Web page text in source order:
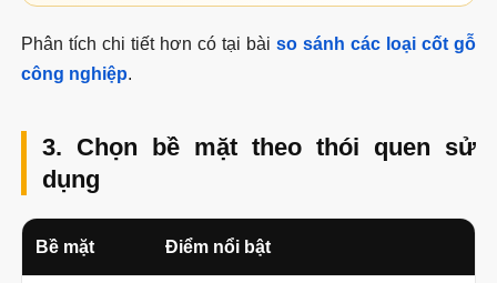
Phân tích chi tiết hơn có tại bài so sánh các loại cốt gỗ
công nghiệp.
3. Chọn bề mặt theo thói quen sử
dụng
Bề mặt Điểm nổi bật